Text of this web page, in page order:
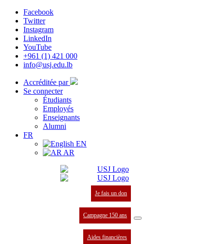
Facebook
Twitter
Instagram
LinkedIn
YouTube
+961 (1) 421 000
info@usj.edu.lb
Accréditée par
Se connecter
Étudiants
Employés
Enseignants
Alumni
FR
EN
AR
Je fais un don
Campagne 150 ans
Aides financières